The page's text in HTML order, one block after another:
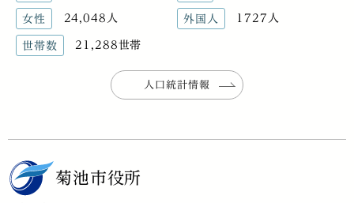
女性 24,048人 外国人 1727人
世帯数 21,288世帯
人口統計情報
菊池市役所